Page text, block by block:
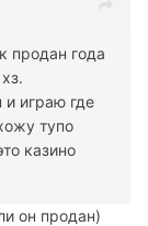
продан года
играю где
тупо
казино
он продан)